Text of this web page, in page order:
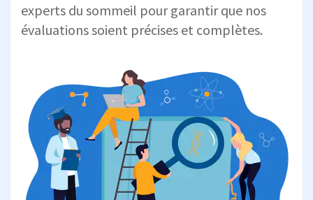
experts du sommeil pour garantir que nos
évaluations soient précises et complètes.